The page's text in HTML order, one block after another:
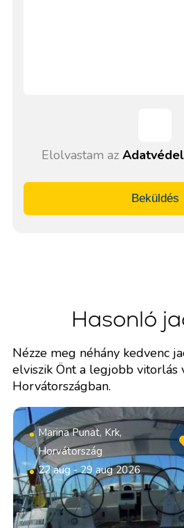
Elolvastam az
Beküldés
Hasonló
Nézze meg néhány kedvenc
elviszik Önt a legjobb vitorlás
Horvátországban.
Marina Punat, Krk,
Horvátország
22 aug - 29 aug 2026